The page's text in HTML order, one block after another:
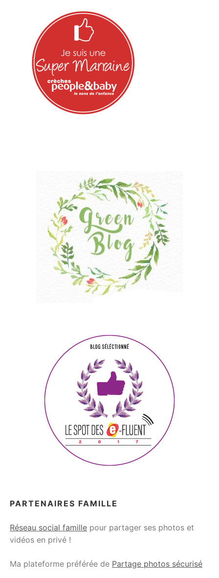
PARTENAIRES FAMILLE
Réseau social famille pour partager ses photos et
vidéos en privé !
Ma plateforme préférée de Partage photos sécurisé